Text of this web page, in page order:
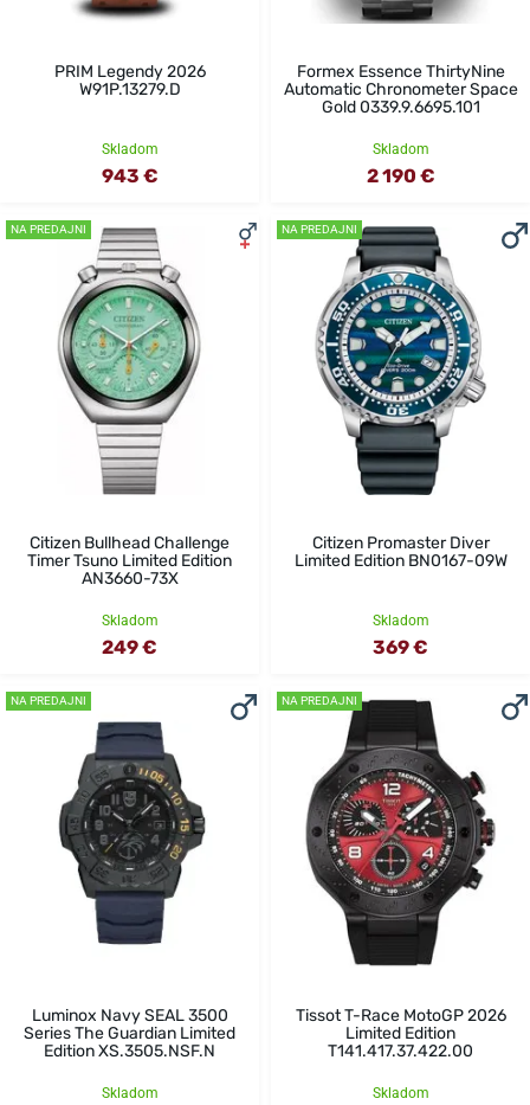
PRIM Legendy 2026
W91P.13279.D
Skladom
943 €
Formex Essence ThirtyNine
Automatic Chronometer Space
Gold 0339.9.6695.101
Skladom
2 190 €
NA PREDAJNI
Citizen Bullhead Challenge
Timer Tsuno Limited Edition
AN3660-73X
Skladom
249 €
NA PREDAJNI
Citizen Promaster Diver
Limited Edition BN0167-09W
Skladom
369 €
NA PREDAJNI
Luminox Navy SEAL 3500
Series The Guardian Limited
Edition XS.3505.NSF.N
Skladom
NA PREDAJNI
Tissot T-Race MotoGP 2026
Limited Edition
T141.417.37.422.00
Skladom